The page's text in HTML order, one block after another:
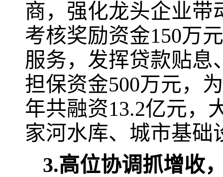
商，强化龙头企业带
考核奖励资金150万
服务，发挥贷款贴息
担保资金500万元，
年共融资13.2亿元，
家河水库、城市基础
3.高位协调抓增收